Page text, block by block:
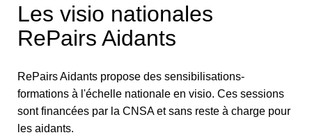
Les visio nationales
RePairs Aidants
RePairs Aidants propose des sensibilisations-
formations à l'échelle nationale en visio. Ces sessions
sont financées par la CNSA et sans reste à charge pour
les aidants.